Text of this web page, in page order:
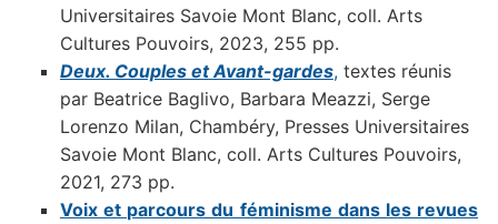
Universitaires Savoie Mont Blanc, coll. Arts
Cultures Pouvoirs, 2023, 255 pp.
Deux. Couples et Avant-gardes,textes réunis
par Beatrice Baglivo, Barbara Meazzi, Serge
Lorenzo Milan, Chambéry, Presses Universitaires
Savoie Mont Blanc, coll. Arts Cultures Pouvoirs,
2021, 273 pp.
Voix et parcours du féminisme dans les revues